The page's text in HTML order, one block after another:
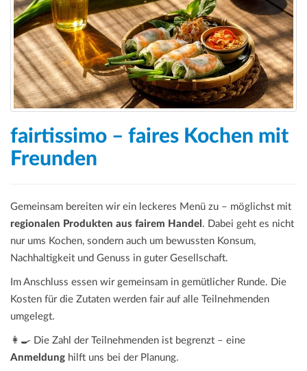
t
i
o
n
fairtissimo – faires Kochen mit
Freunden
Gemeinsam bereiten wir ein leckeres Menü zu – möglichst mit
regionalen Produkten aus fairem Handel . Dabei geht es nicht
nur ums Kochen, sondern auch um bewussten Konsum,
Nachhaltigkeit und Genuss in guter Gesellschaft.
Im Anschluss essen wir gemeinsam in gemütlicher Runde. Die
Kosten für die Zutaten werden fair auf alle Teilnehmenden
umgelegt.
👩‍🍳 Die Zahl der Teilnehmenden ist begrenzt – eine
Anmeldung hilft uns bei der Planung.